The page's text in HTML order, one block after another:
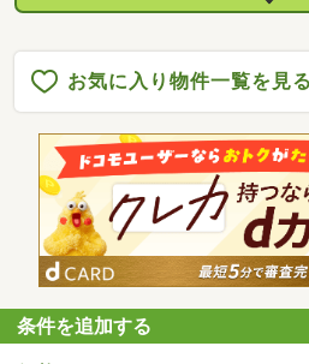
お気に入り物件一覧を見る
条件を追加する